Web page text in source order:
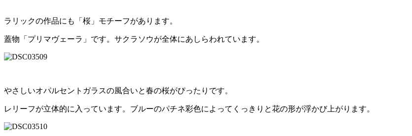
ラリックの作品にも「桜」モチーフがあります。
蓋物「プリマヴェーラ」です。サクラソウが全体にあしらわれています。
やさしいオパルセントガラスの風合いと春の桜がぴったりです。
レリーフが立体的に入っています。ブルーのパチネ彩色によってくっきりと花の形が浮かび上がります。